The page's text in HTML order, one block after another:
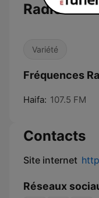
Variété
Haifa: 107.5 FM
Contacts
Site internet
Réseaux